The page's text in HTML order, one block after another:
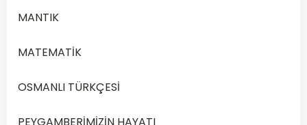
1
–
2020
Yılı
Dönem
Açık
MANTIK
MATEMATİK
OSMANLI TÜRKÇESİ